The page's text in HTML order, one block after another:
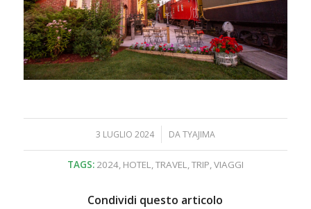
3 LUGLIO 2024
/ DATYAJIMA
TAGS: 2024, HOTEL,TRAVEL,TRIP,VIAGGI
Condividi questo articolo